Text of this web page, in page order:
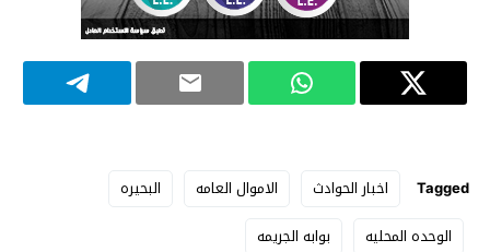
Tagged اخبار الحوادث الاموال العامه
البحيره
الوحده المحليه
بوابه الجريمه